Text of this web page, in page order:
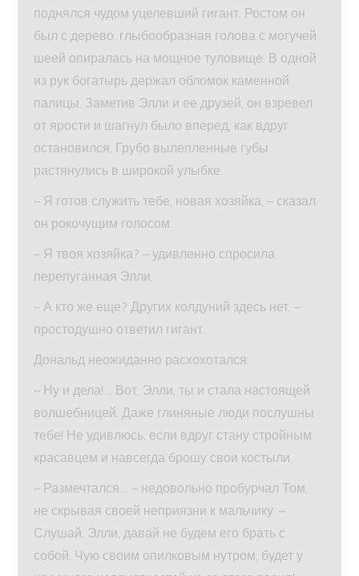
поднялся чудом уцелевший гигант. Ростом он
был с дерево, глыбообразная голова с могучей
шеей опиралась на мощное туловище. В одной
из рук богатырь держал обломок каменной
палицы. Заметив Элли и ее друзей, он взревел
от ярости и шагнул было вперед, как вдруг
остановился. Грубо вылепленные губы
растянулись в широкой улыбке.
– Я готов служить тебе, новая хозяйка, – сказал
он рокочущим голосом.
– Я твоя хозяйка? – удивленно спросила
перепуганная Элли.
– А кто же еще? Других колдуний здесь нет, –
простодушно ответил гигант.
Дональд неожиданно расхохотался:
– Ну и дела!… Вот, Элли, ты и стала настоящей
волшебницей. Даже глиняные люди послушны
тебе! Не удивлюсь, если вдруг стану стройным
красавцем и навсегда брошу свои костыли.
– Размечтался… – недовольно пробурчал Том,
не скрывая своей неприязни к мальчику. –
Слушай, Элли, давай не будем его брать с
собой. Чую своим опилковым нутром, будет у